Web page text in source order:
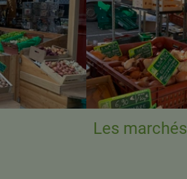
Les marchés